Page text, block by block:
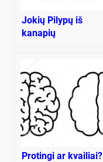
Jokių Pilypų iš
kanapių
Protingi ar kvailiai?